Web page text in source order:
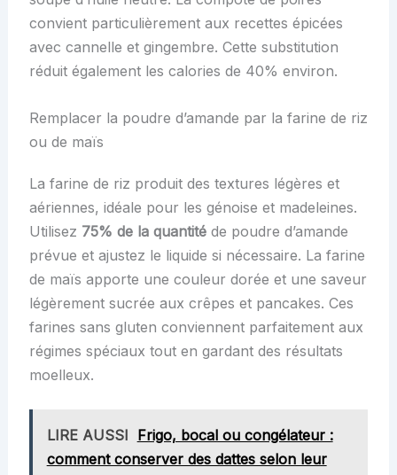
convient particulièrement aux recettes épicées
avec cannelle et gingembre. Cette substitution
réduit également les calories de 40% environ.
Remplacer la poudre d’amande par la farine de riz
ou de maïs
La farine de riz produit des textures légères et
aériennes, idéale pour les génoise et madeleines.
Utilisez 75% de la quantitéde poudre d’amande
prévue et ajustez le liquide si nécessaire. La farine
de maïs apporte une couleur dorée et une saveur
légèrement sucrée aux crêpes et pancakes. Ces
farines sans gluten conviennent parfaitement aux
régimes spéciaux tout en gardant des résultats
moelleux.
LIRE AUSSI Frigo, bocal ou congélateur :
comment conserver des dattes selon leur